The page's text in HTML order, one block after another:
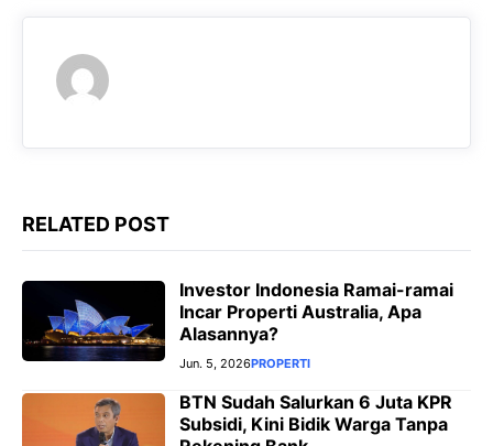
o A
p
p
r n
RELATED POST
Investor Indonesia Ramai-ramai
Incar Properti Australia, Apa
Alasannya?
Jun. 5, 2026PROPERTI
BTN Sudah Salurkan 6 Juta KPR
Subsidi, Kini Bidik Warga Tanpa